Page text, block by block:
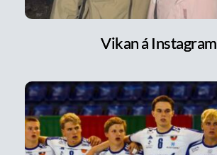
Vikan á Instagram